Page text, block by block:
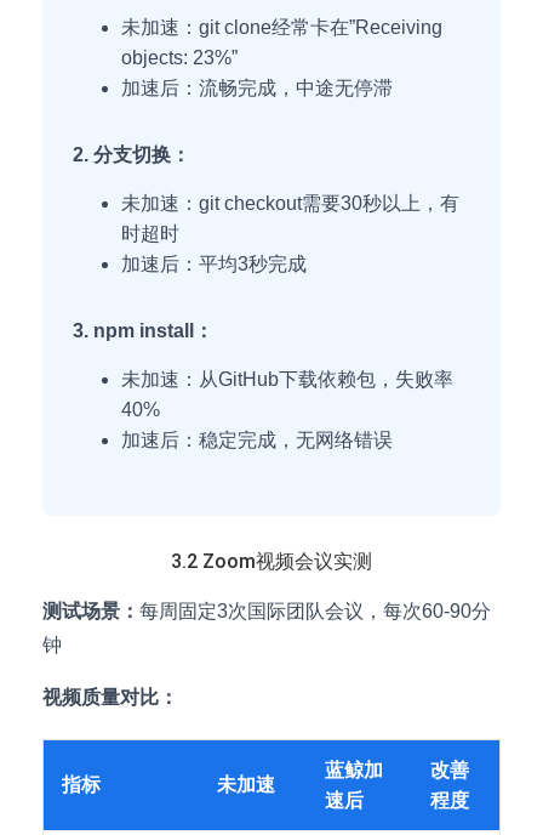
未加速：git clone经常卡在”Receiving
objects: 23%”
加速后：流畅完成，中途无停滞
2. 分支切换：
未加速：git checkout需要30秒以上，有
时超时
加速后：平均3秒完成
3. npm install：
未加速：从GitHub下载依赖包，失败率
40%
加速后：稳定完成，无网络错误
3.2 Zoom视频会议实测
测试场景： 每周固定3次国际团队会议，每次60-90分
钟
视频质量对比：
指标 未加速
蓝鲸加
速后
改善
程度